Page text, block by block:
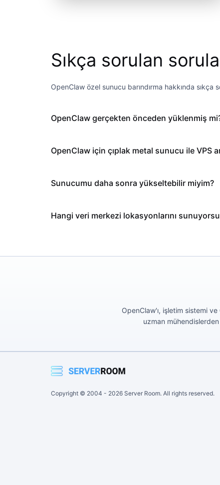
Sıkça sorulan
OpenClaw özel sunucu barındırma hakkında sıkça
OpenClaw gerçekten önceden yüklenmiş
OpenClaw için çıplak metal sunucu ile VPS
Sunucumu daha sonra yükseltebilir miyim?
Hangi veri merkezi lokasyonlarını
OpenClaw'ı, işletim sistemi
uzman
Copyright © 2004 - 2026 Server Room. All rights reserved.